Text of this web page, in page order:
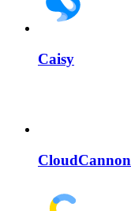
Caisy
CloudCannon